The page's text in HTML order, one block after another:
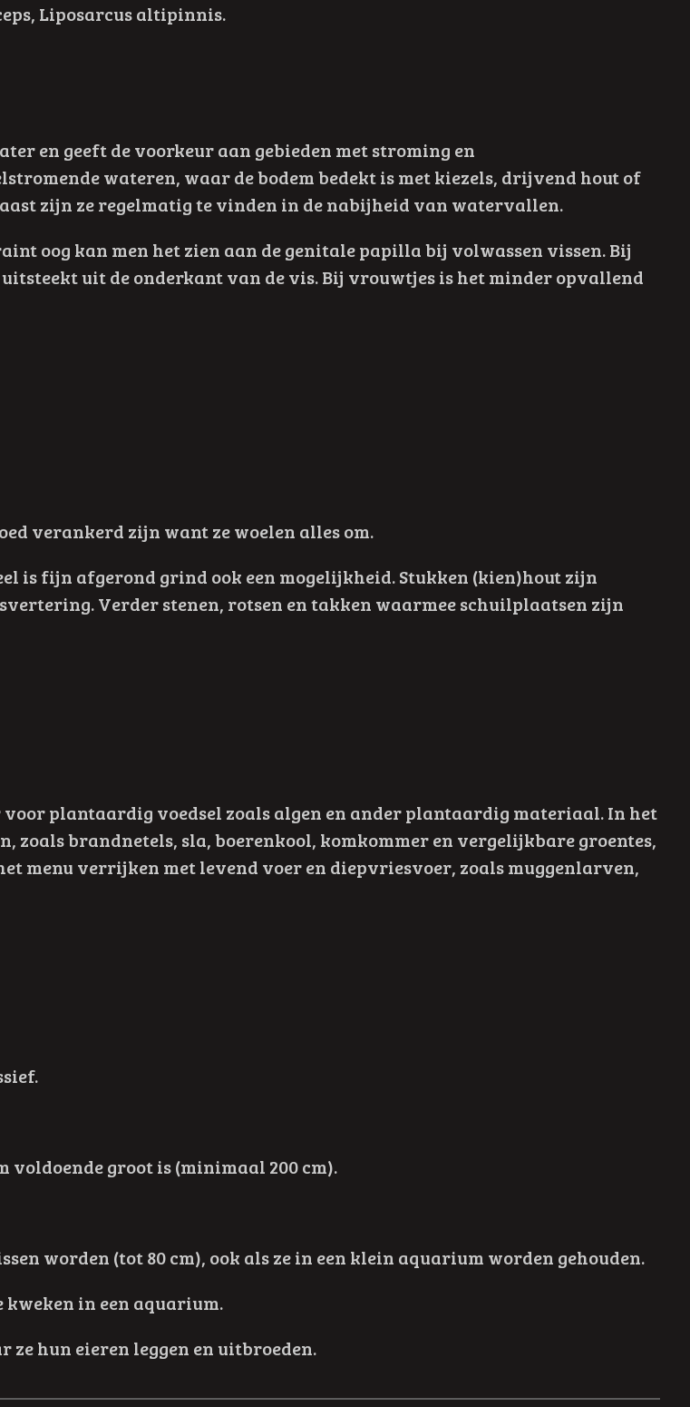
Liposarcus altipinnis.
en geeft de voorkeur aan gebieden met stroming en
wateren, waar de bodem bedekt is met kiezels, drijvend hout of
zijn ze regelmatig te vinden in de nabijheid van watervallen.
oog kan men het zien aan de genitale papilla bij volwassen vissen. Bij
uit de onderkant van de vis. Bij vrouwtjes is het minder opvallend
verankerd zijn want ze woelen alles om.
is fijn afgerond grind ook een mogelijkheid. Stukken (kien)hout zijn
Verder stenen, rotsen en takken waarmee schuilplaatsen zijn
plantaardig voedsel zoals algen en ander plantaardig materiaal. In het
zoals brandnetels, sla, boerenkool, komkommer en vergelijkbare groentes,
menu verrijken met levend voer en diepvriesvoer, zoals muggenlarven,
groot is (minimaal 200 cm).
worden (tot 80 cm), ook als ze in een klein aquarium worden gehouden.
in een aquarium.
hun eieren leggen en uitbroeden.